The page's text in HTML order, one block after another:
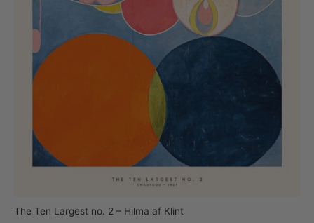
The Ten Largest no. 2 – Hilma af Klint